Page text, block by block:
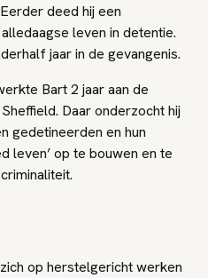
deed hij een
leven in detentie.
jaar in de gevangenis.
Bart 2 jaar aan de
Daar onderzocht hij
gedetineerden en hun
leven’ op te bouwen en te
op herstelgericht werken